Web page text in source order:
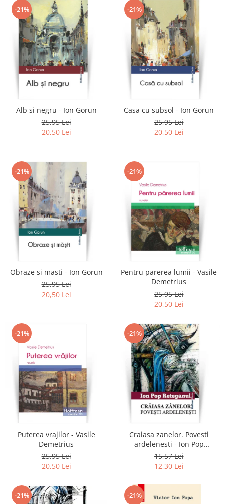
-21%
Alb si negru - Ion Gorun
25,95 Lei
20,50 Lei
-21%
Casa cu subsol - Ion Gorun
25,95 Lei
20,50 Lei
-21%
Obraze si masti - Ion Gorun
25,95 Lei
20,50 Lei
-21%
Pentru parerea lumii - Vasile
Demetrius
25,95 Lei
20,50 Lei
-21%
Puterea vrajilor - Vasile
Demetrius
25,95 Lei
20,50 Lei
-21%
Craiasa zanelor. Povesti
ardelenesti - Ion Pop
Reteganul
15,57 Lei
12,30 Lei
-21% -21%